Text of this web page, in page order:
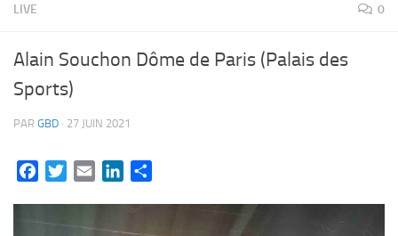
LIVE 0
Alain Souchon Dôme de Paris (Palais des
Sports)
PAR GBD · 27 JUIN 2021
FacebookTwitterEmail LinkedIn